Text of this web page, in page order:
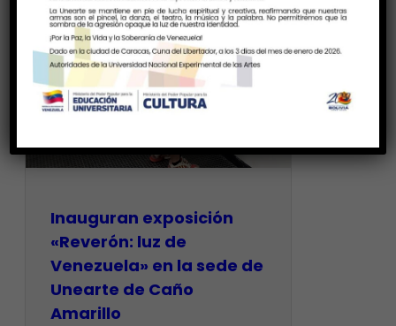
Inauguran exposición
«Reverón: luz de
Venezuela» en la sede de
Unearte de Caño
Amarillo